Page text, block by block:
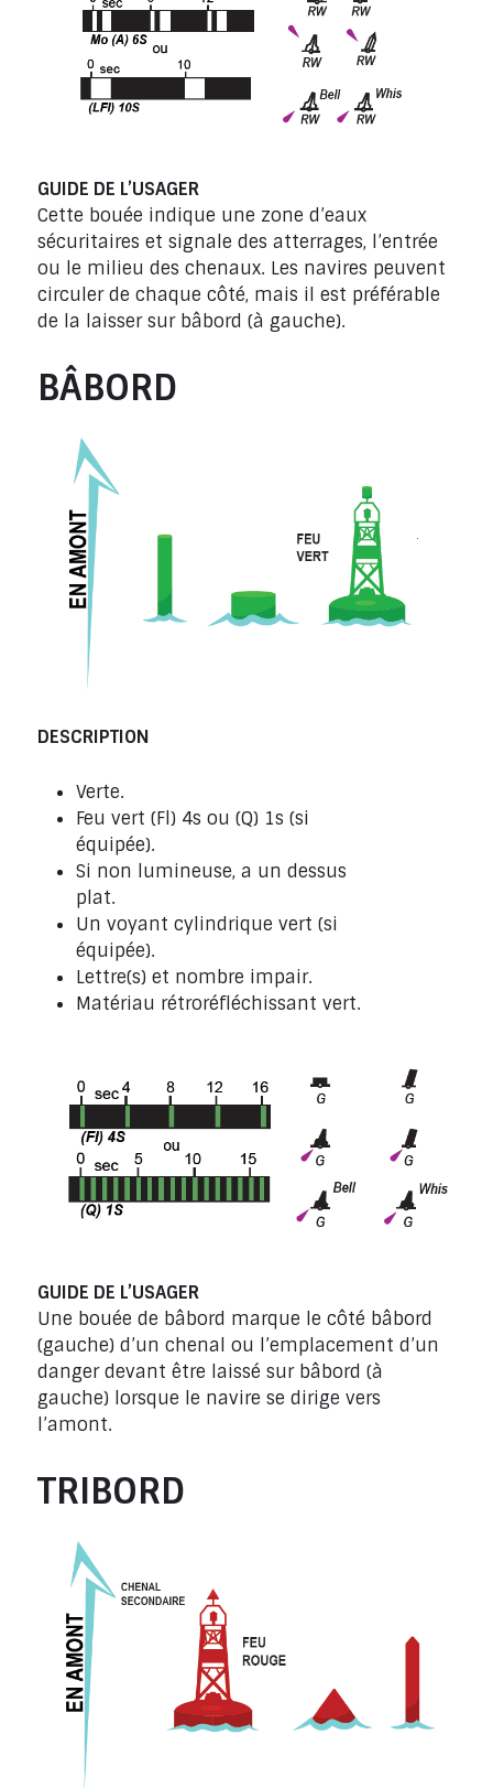
GUIDE DE L’USAGER
Cette bouée indique une zone d’eaux
sécuritaires et signale des atterrages, l’entrée
ou le milieu des chenaux. Les navires peuvent
circuler de chaque côté, mais il est préférable
de la laisser sur bâbord (à gauche).
BÂBORD
DESCRIPTION
Verte.
Feu vert (Fl) 4s ou (Q) 1s (si
équipée).
Si non lumineuse, a un dessus
plat.
Un voyant cylindrique vert (si
équipée).
Lettre(s) et nombre impair.
Matériau rétroréfléchissant vert.
GUIDE DE L’USAGER
Une bouée de bâbord marque le côté bâbord
(gauche) d’un chenal ou l’emplacement d’un
danger devant être laissé sur bâbord (à
gauche) lorsque le navire se dirige vers
l’amont.
TRIBORD